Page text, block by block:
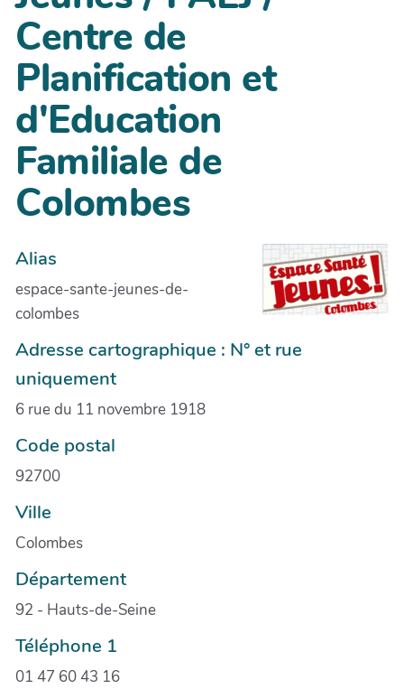
Centre de
Planification et
d'Education
Familiale de
Colombes
Alias
espace-sante-jeunes-de-
colombes
Adresse cartographique : N° et rue
uniquement
6 rue du 11 novembre 1918
Code postal
92700
Ville
Colombes
Département
92 - Hauts-de-Seine
Téléphone 1
01 47 60 43 16